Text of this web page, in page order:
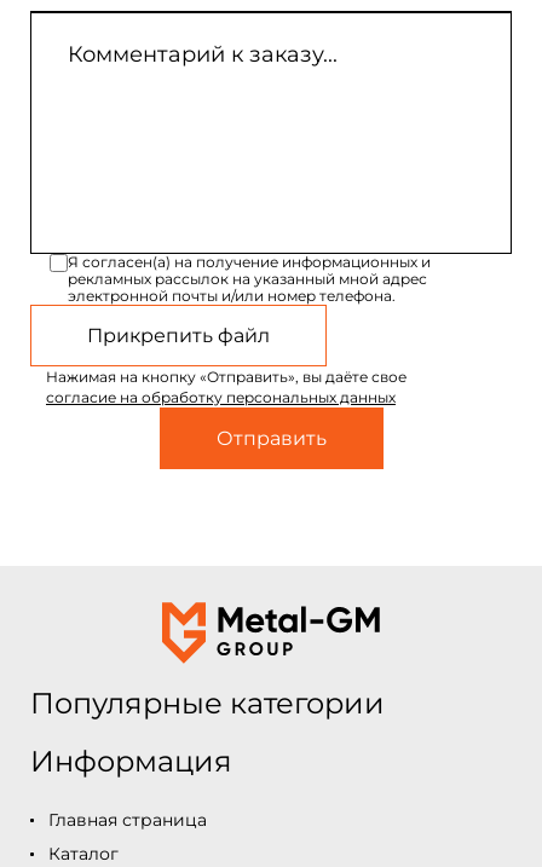
Я согласен(а) на получение информационных и
рекламных рассылок на указанный мной адрес
электронной почты и/или номер телефона.
Прикрепить файл
Нажимая на кнопку «Отправить», вы даёте свое
согласие на обработку персональных данных
Популярные категории
Информация
Главная страница
Каталог